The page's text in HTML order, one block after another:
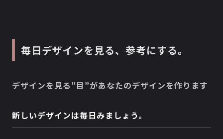
毎日デザインを見る、参考にする。
デザインを見る”目”があなたのデザインを作ります
新しいデザインは毎日みましょう。